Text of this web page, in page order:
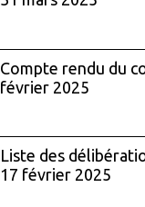
Compte rendu du
février 2025
Liste des
17 février 2025